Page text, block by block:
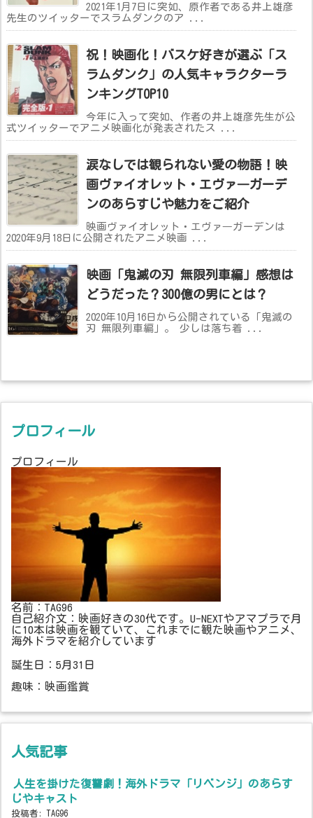
2021年1月7日に突如、原作者である井上雄彦
先生のツイッターでスラムダンクのア ...
祝！映画化！バスケ好きが選ぶ「ス
ラムダンク」の人気キャラクターラ
ンキングTOP10
今年に入って突如、作者の井上雄彦先生が公
式ツイッターでアニメ映画化が発表されたス ...
涙なしでは観られない愛の物語！映
画ヴァイオレット・エヴァ―ガーデ
ンのあらすじや魅力をご紹介
映画ヴァイオレット・エヴァ―ガーデンは
2020年9月18日に公開されたアニメ映画 ...
映画「鬼滅の刃 無限列車編」感想は
どうだった？300億の男にとは？
2020年10月16日から公開されている「鬼滅の
刃 無限列車編」。 少しは落ち着 ...
プロフィール
プロフィール
名前：TAG96
自己紹介文：映画好きの30代です。U-NEXTやアマプラで月
に10本は映画を観ていて、これまでに観た映画やアニメ、
海外ドラマを紹介しています
誕生日：5月31日
趣味：映画鑑賞
人気記事
人生を掛けた復讐劇！海外ドラマ「リベンジ」のあらす
じやキャスト
投稿者: TAG96